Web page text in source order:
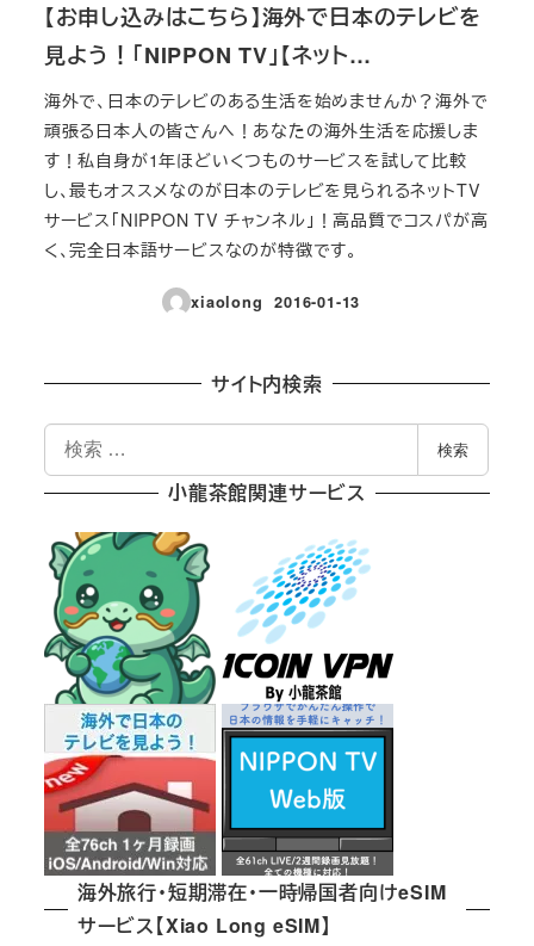
【お申し込みはこちら】海外で日本のテレビを
見よう！「NIPPON TV」【ネット…
海外で、日本のテレビのある生活を始めませんか？海外で
頑張る日本人の皆さんへ！あなたの海外生活を応援しま
す！私自身が1年ほどいくつものサービスを試して比較
し、最もオススメなのが日本のテレビを見られるネットTV
サービス「NIPPON TV チャンネル」！高品質でコスパが高
く、完全日本語サービスなのが特徴です。
xiaolong
投稿日
2016-01-13
サイト内検索
索
検索
小龍茶館関連サービス
海外旅行・短期滞在・一時帰国者向けeSIM
サービス【Xiao Long eSIM】